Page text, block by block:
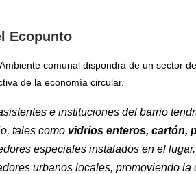
Ecopunto
comunal dispondrá de un sector
de la economía circular.
e instituciones del barrio
tales como vidrios enteros, cartón,
especiales instalados en el
urbanos locales, promoviendo